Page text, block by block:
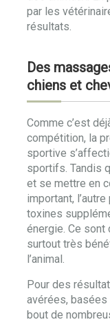
par les
résultats.
Des
chiens et
Comme c’est
compétition, la
sportive
sportifs. Tandis
et se mettre en
important,
toxines
énergie. Ce
surtout très
l’animal.
Pour des
avérées, basées
bout de